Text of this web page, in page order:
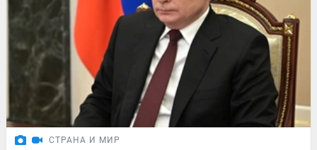
СТРАНА И МИР